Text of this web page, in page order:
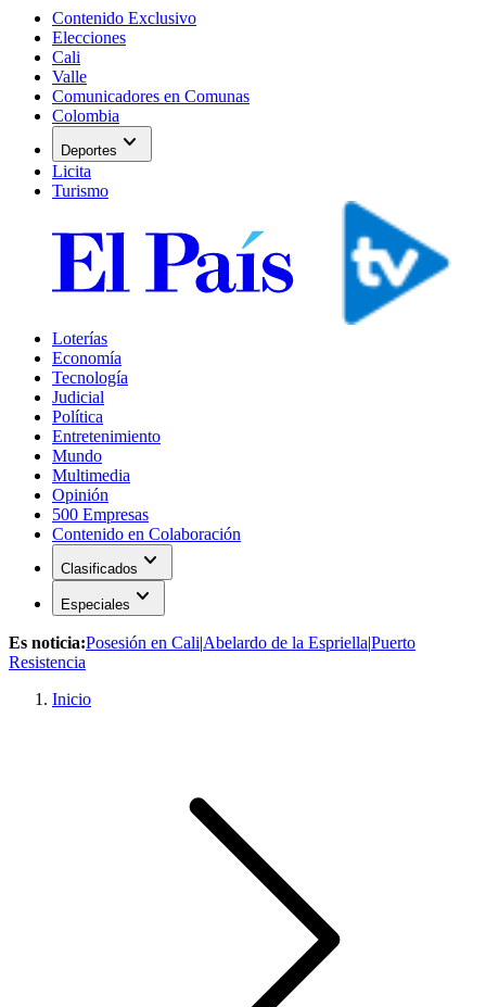
Contenido Exclusivo
Elecciones
Cali
Valle
Comunicadores en Comunas
Colombia
Deportes expand_more
Licita
Turismo
Loterías
Economía
Tecnología
Judicial
Política
Entretenimiento
Mundo
Multimedia
Opinión
500 Empresas
Contenido en Colaboración
Clasificados expand_more
Especiales expand_more
Es noticia:Posesión en Cali|Abelardo de la Espriella|Puerto
Resistencia
Inicio